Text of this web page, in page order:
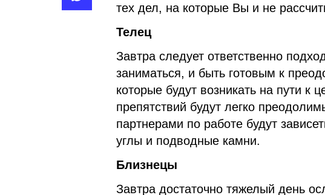
тех дел, на которые Вы и не
Телец
Завтра следует ответственно
заниматься, и быть готовым к
которые будут возникать на пути к
препятствий будут легко
партнерами по работе будут
углы и подводные камни.
Близнецы
Завтра достаточно тяжелый день